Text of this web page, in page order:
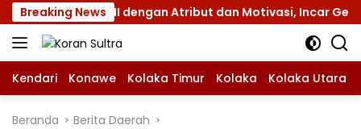
Langsung
ke
konten
Breaking News
Jamnas XII dengan Atribut dan Motivasi, Incar Gelar
Kendari Konawe Kolaka Timur Kolaka Kolaka Utara
Beranda Berita Daerah